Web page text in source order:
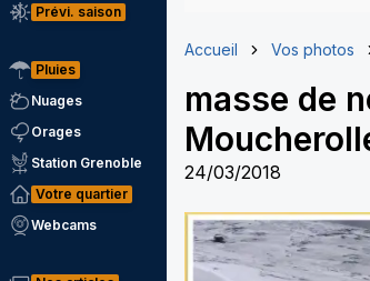
Prévi. saison
Pluies
Nuages
Orages
Station Grenoble
Votre quartier
Webcams
Accueil Vos photos
masse de
24/03/2018